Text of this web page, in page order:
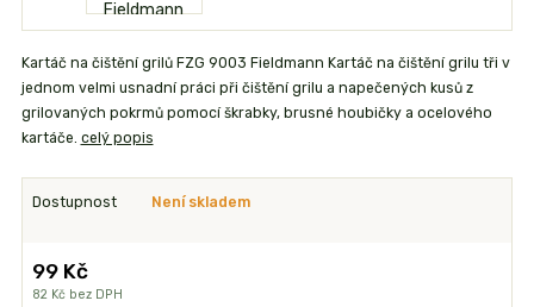
Kartáč na čištění grilů FZG 9003 Fieldmann Kartáč na čištění grilu tři v
jednom velmi usnadní práci při čištění grilu a napečených kusů z
grilovaných pokrmů pomocí škrabky, brusné houbičky a ocelového
kartáče. celý popis
Dostupnost Není skladem
99 Kč
82 Kč bez DPH